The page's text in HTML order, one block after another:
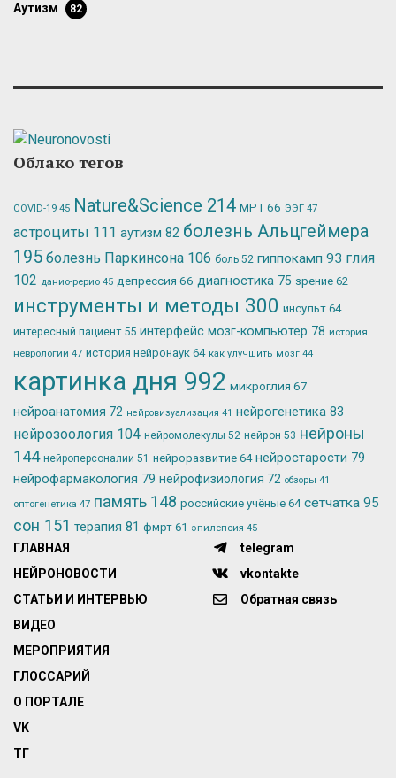
аутизм 82
Облако тегов
COVID-19 45 Nature&Science 214 МРТ66 ЭЭГ 47
астроциты 111 аутизм 82 болезнь Альцгеймера
195 болезнь Паркинсона 106 боль 52 гиппокамп 93 глия
102 данио-рерио 45 депрессия 66 диагностика 75 зрение 62
инструменты и методы 300 инсульт 64
интересный пациент 55 интерфейс мозг-компьютер 78 история
неврологии 47 история нейронаук 64 как улучшить мозг 44
картинка дня 992 микроглия 67
нейроанатомия 72 нейровизуализация 41 нейрогенетика 83
нейрозоология 104 нейромолекулы 52 нейрон 53 нейроны
144 нейроперсоналии 51 нейроразвитие 64 нейростарости 79
нейрофармакология 79 нейрофизиология 72 обзоры 41
оптогенетика 47 память 148 российские учёные 64 сетчатка 95
сон 151 терапия 81 фмрт 61 эпилепсия 45
ГЛАВНАЯ
НЕЙРОНОВОСТИ
СТАТЬИ И ИНТЕРВЬЮ
ВИДЕО
МЕРОПРИЯТИЯ
ГЛОССАРИЙ
О ПОРТАЛЕ
VK
ТГ
telegram
vkontakte
Обратная связь